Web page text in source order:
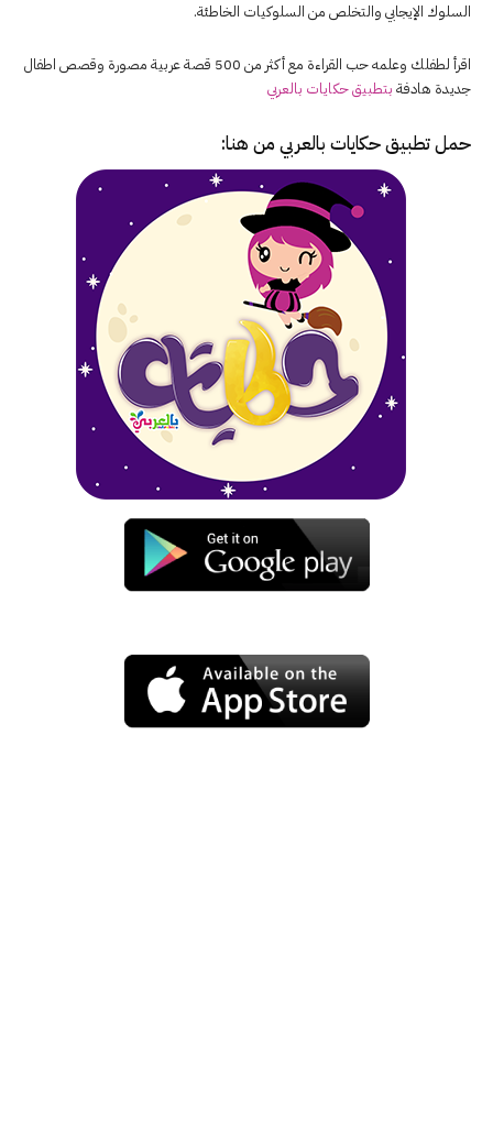
السلوك الإيجابي والتخلص من السلوكيات الخاطئة.
اقرأ لطفلك وعلمه حب القراءة مع أكثر من 500 قصة عربية مصورة وقصص اطفال
جديدة هادفة بتطبيق حكايات بالعربي
حمل تطبيقحكايات بالعربي من هنا: